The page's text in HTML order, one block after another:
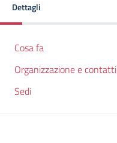
Dettagli
Cosa fa
Organizzazione e contatti
Sedi